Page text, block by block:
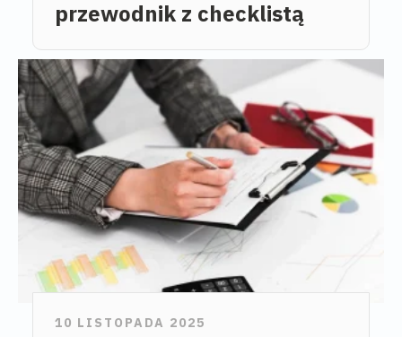
przewodnik z checklistą
10 LISTOPADA 2025